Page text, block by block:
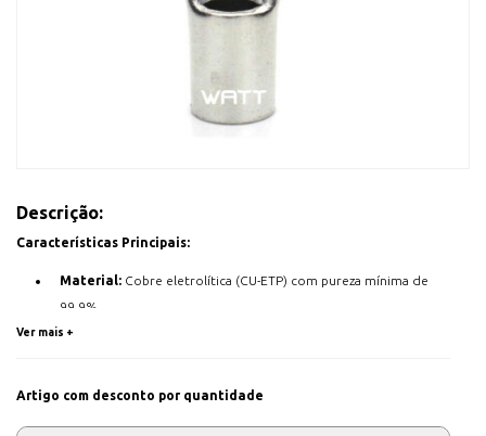
Descrição:
Características Principais:
Material: Cobre eletrolítica (CU-ETP) com pureza mínima de
99,9%.
Revestimento:
Gama de Secções:25mm
Diâmetros de Furo:8mm
Ver mais +
Artigo com desconto por quantidade